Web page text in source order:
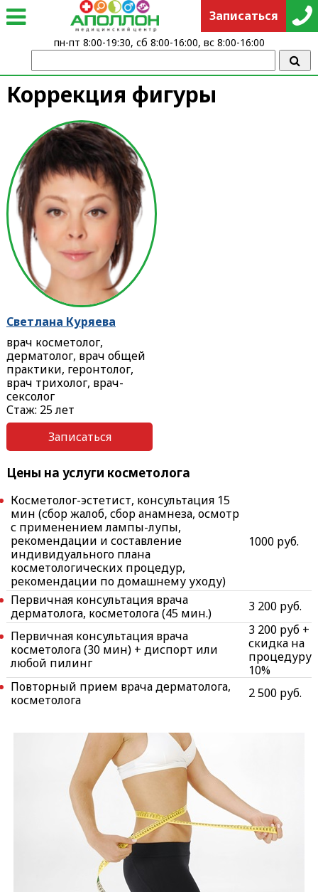
Коррекция фигуры
Светлана Куряева
врач косметолог,
дерматолог, врач общей
практики, геронтолог,
врач трихолог, врач-
сексолог
Стаж: 25 лет
Записаться
Цены на услуги косметолога
Косметолог-эстетист, консультация 15
мин (сбор жалоб, сбор анамнеза, осмотр
с применением лампы-лупы,
рекомендации и составление
индивидуального плана
косметологических процедур,
рекомендации по домашнему уходу)
1000 руб.
Первичная консультация врача
дерматолога, косметолога (45 мин.)
3 200 руб.
Первичная консультация врача
косметолога (30 мин) + диспорт или
любой пилинг
3 200 руб +
скидка на
процедуру
10%
Повторный прием врача дерматолога,
косметолога
2 500 руб.
Записаться
пн-пт 8:00-19:30, сб 8:00-16:00, вс 8:00-16:00